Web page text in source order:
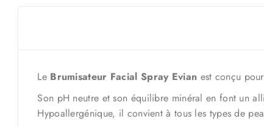
Le Brumisateur Facial Spray Evian est conçu
Son pH neutre et son équilibre minéral en font un
Hypoallergénique, il convient à tous les types de